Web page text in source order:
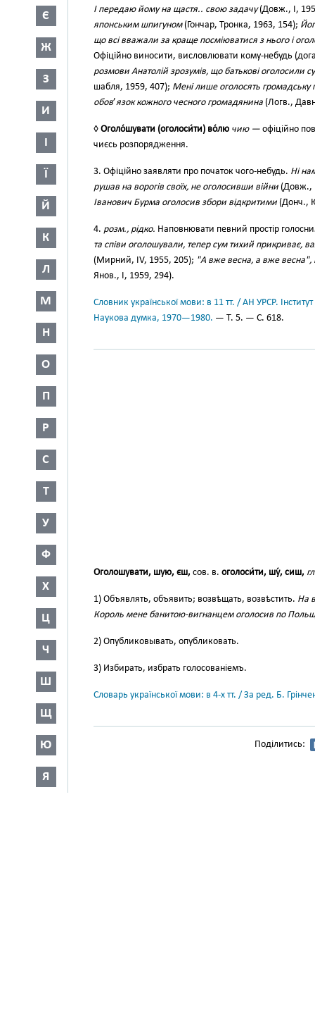
Є
Ж
З
И
І
Ї
Й
К
Л
М
Н
О
П
Р
С
Т
У
Ф
Х
Ц
Ч
Ш
Щ
Ю
Я
І передаю йому на щастя.. свою задачу(Довж., І,
японським шпигуном(Гончар, Тронка, 1963, 154);
що всі вважали за краще посміюватися з нього і
Офіційно виносити, висловлювати кому-небудь
розмови Анатолій зрозумів, що батькові оголосили
шабля, 1959, 407); Мені лише оголосять
обов’язок кожного чесного громадянина (Логв.,
◊ Оголо́шувати (оголоси́ти) во́лю чию — офіційно
чиєсь розпорядження.
3. Офіційно заявляти про початок чого-небудь. Ні
рушав на ворогів своїх, не оголосивши війни (Довж.,
Іванович Бурма оголосив збори відкритими (Донч.,
4. розм., рідко. Наповнювати певний простір
та співи оголошували, тепер сум тихий прикриває,
(Мирний, IV, 1955, 205); "А вже весна, а вже весна",
Янов., І, 1959, 294).
Словник української мови: в 11 тт. / АН УРСР.
Наукова думка, 1970—1980. — Т. 5. — С. 618.
Оголошувати, шую, єш, сов. в. оголоси́ти, шу́, сиш,
1) Объявлять, объявить; возвѣщать, возвѣстить. На
Король мене банитою-вигнанцем оголосив по Польщі
2) Опубликовывать, опубликовать.
3) Избирать, избрать голосованіемъ.
Словарь української мови: в 4-х тт. / За ред. Б.
Поділитись: